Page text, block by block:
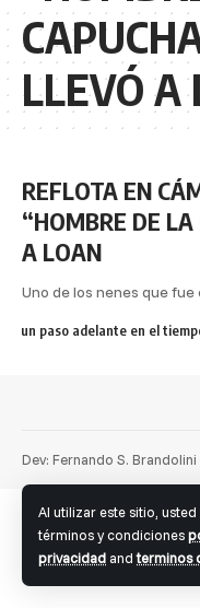
Al utilizar este sitio,
términos y condiciones
privacidad andterminos
LLEVÓ A
REFLOTA EN
“HOMBRE DE LA
A LOAN
Uno de los nenes que
un paso adelante en el
Dev: Fernando S. Brandolini